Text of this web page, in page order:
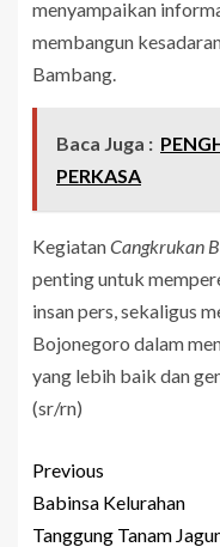
menyampaikan
membangun
Bambang.
Baca Juga :
PERKASA
KegiatanCangkrukan
penting untuk
insan pers, sekaligus
Bojonegoro dalam
yang lebih baik dan
(sr/rn)
Previous
Babinsa Kelurahan
Tanggung Tanam